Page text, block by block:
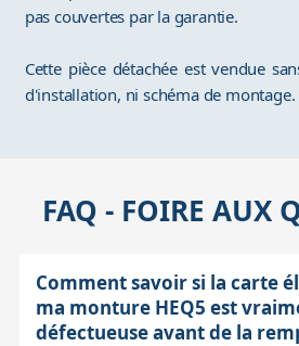
pas couvertes par la garantie.
Cette pièce détachée est vendue
d'installation, ni schéma de montage.
FAQ - FOIRE AUX
Comment savoir si la carte
ma monture HEQ5 est
défectueuse avant de la